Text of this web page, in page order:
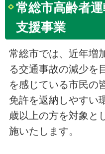
常総市高齢者
支援事業
常総市では、近年増
る交通事故の減少を
を感じている市民の
免許を返納しやすい
歳以上の方を対象と
施いたします。